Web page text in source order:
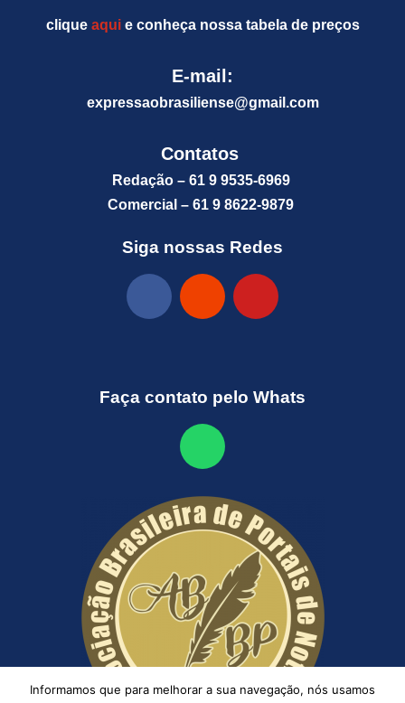
clique aquie conheça nossa tabela de preços
E-mail:
expressaobrasiliense@gmail.com
Contatos
Redação – 61 9 9535-6969
Comercial – 61 9 8622-9879
Siga nossas Redes
Faça contato pelo Whats
Informamos que para melhorar a sua navegação, nós usamos